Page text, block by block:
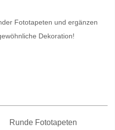
Fototapeten und ergänzen
Dekoration!
Runde Fototapeten